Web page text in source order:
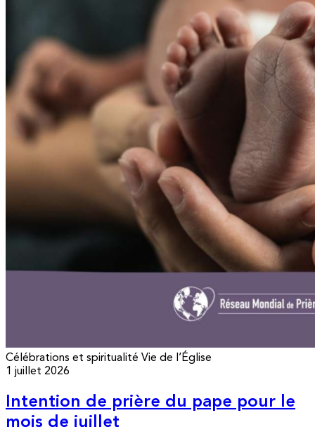
Célébrations et spiritualité Vie de l’Église
1 juillet 2026
Intention de prière du pape pour le
mois de juillet